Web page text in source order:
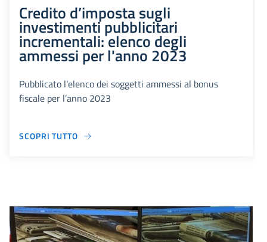
Credito d’imposta sugli
investimenti pubblicitari
incrementali: elenco degli
ammessi per l'anno 2023
Pubblicato l’elenco dei soggetti ammessi al bonus
fiscale per l’anno 2023
SCOPRI TUTTO